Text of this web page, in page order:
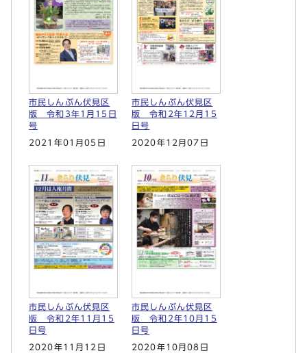
市民しんぶん伏見区
版 令和3年1月15日
号
2021年01月05日
市民しんぶん伏見区
版 令和2年12月15
日号
2020年12月07日
市民しんぶん伏見区
版 令和2年11月15
日号
2020年11月12日
市民しんぶん伏見区
版 令和2年10月15
日号
2020年10月08日